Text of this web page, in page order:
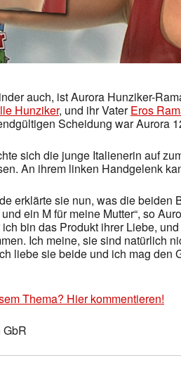
auch, ist Aurora Hunziker-
Hunziker, und ihr VaterEros
Scheidung war Aurora
sich die junge Italienerin auf
An ihrem linken Handgelenk
erklärte sie nun, was die beiden
ein M für meine Mutter“, so
bin das Produkt ihrer Liebe,
Ich meine, sie sind natürlich
liebe sie beide und ich mag den
Thema? Hier kommentieren!